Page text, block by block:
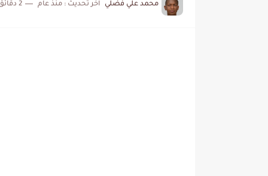
محمد علي فضلي اخر تحديث : منذ عام 2 دقائق للقراءة